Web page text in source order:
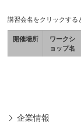
講習会名をクリックする
開催場所
ワークシ
ョップ名
企業情報